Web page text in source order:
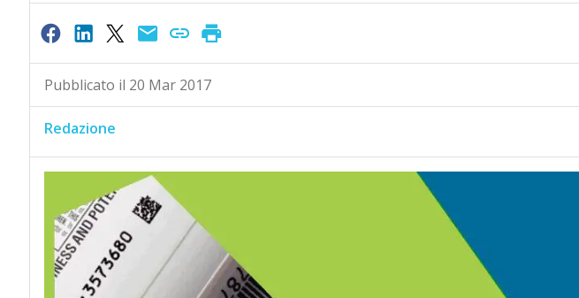
Pubblicato il 20 Mar 2017
Redazione